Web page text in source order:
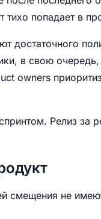
тихо попадает в
достаточного
в свою
owners
Релиз за
смещения не